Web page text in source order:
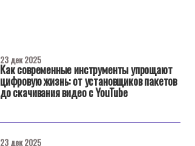
Как современные инструменты упрощают
цифровую жизнь: от установщиков пакетов
до скачивания видео с YouTube
23 дек 2025
23 дек 2025